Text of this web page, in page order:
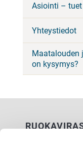
Asiointi – tuet
Yhteystiedot
Maatalouden
on kysymys?